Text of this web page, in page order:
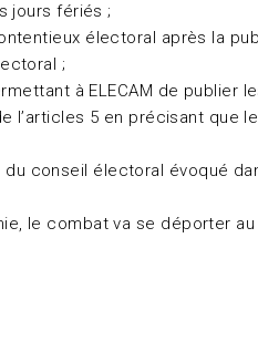
jours fériés ;
électoral après la
;
à ELECAM de publier
l’articles 5 en précisant que
conseil électoral évoqué
le combat va se déporter au